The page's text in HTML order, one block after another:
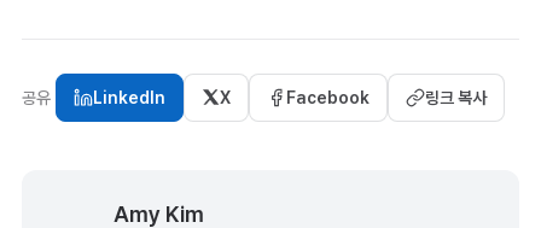
공유 LinkedIn X Facebook 링크 복사
Amy Kim